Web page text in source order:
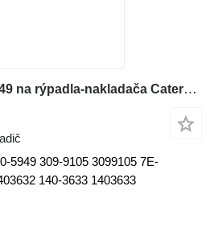
Olejový chladič 2105949 na rýpadla-nakladača Caterpillar 416C, 426C, 428C, 436C, 438C 416C, 416D, 420D, 424D, 426C, 428C
5949 309-9105 3099105 7E-
140-3633 1403633